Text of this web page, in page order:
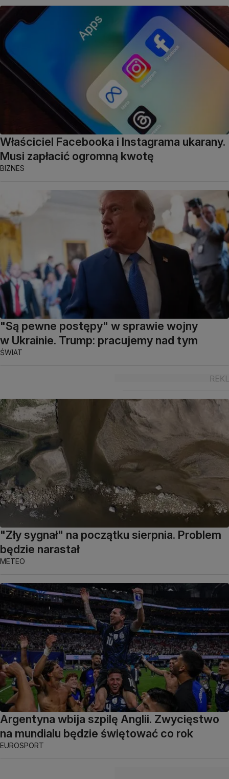
Właściciel Facebooka i Instagrama ukarany.
Musi zapłacić ogromną kwotę
BIZNES
"Są pewne postępy" w sprawie wojny
w Ukrainie. Trump: pracujemy nad tym
ŚWIAT
"Zły sygnał" na początku sierpnia. Problem
będzie narastał
METEO
Argentyna wbija szpilę Anglii. Zwycięstwo
na mundialu będzie świętować co rok
EUROSPORT